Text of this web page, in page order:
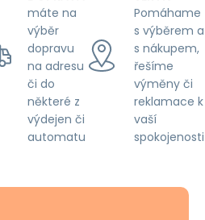
máte na
výběr
dopravu
na adresu
či do
některé z
výdejen či
automatu
Pomáhame
s výběrem a
s nákupem,
řešíme
výměny či
reklamace k
vaší
spokojenosti